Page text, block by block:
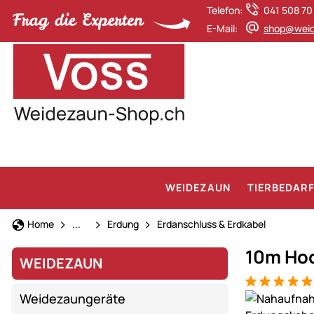
Telefon:
041 508
E-Mail:
WEIDEZAUN TIERBEDARF
Home Weidezaun
... Erdung Erdanschluss & Erdkabel
WEIDEZAUN
Weidezaungeräte
10m
Bewertung:
2